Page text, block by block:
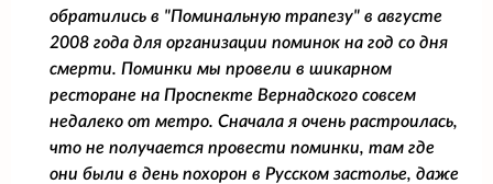
обратились в "Поминальную трапезу" в августе
2008 года для организации поминок на год со дня
смерти. Поминки мы провели в шикарном
ресторане на Проспекте Вернадского совсем
недалеко от метро. Сначала я очень растроилась,
что не получается провести поминки, там где
они были в день похорон в Русском застолье, даже